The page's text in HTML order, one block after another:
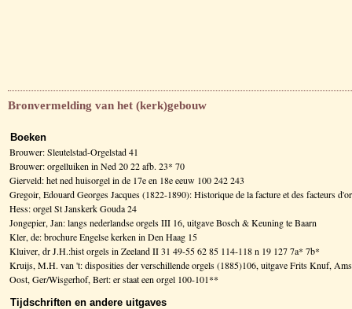
Bronvermelding van het (kerk)gebouw
Boeken
Brouwer: Sleutelstad-Orgelstad 41
Brouwer: orgelluiken in Ned 20 22 afb. 23* 70
Gierveld: het ned huisorgel in de 17e en 18e eeuw 100 242 243
Gregoir, Edouard Georges Jacques (1822-1890): Historique de la facture et des facteurs
Hess: orgel St Janskerk Gouda 24
Jongepier, Jan: langs nederlandse orgels III 16, uitgave Bosch & Keuning te Baarn
Kler, de: brochure Engelse kerken in Den Haag 15
Kluiver, dr J.H.:hist orgels in Zeeland II 31 49-55 62 85 114-118 n 19 127 7a* 7b*
Kruijs, M.H. van 't: disposities der verschillende orgels (1885)106, uitgave Frits Knuf,
Oost, Ger/Wisgerhof, Bert: er staat een orgel 100-101**
Tijdschriften en andere uitgaves